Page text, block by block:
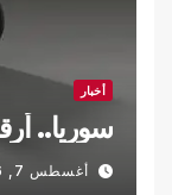
أخبار
سوريا..
أغسطس 7, 2026